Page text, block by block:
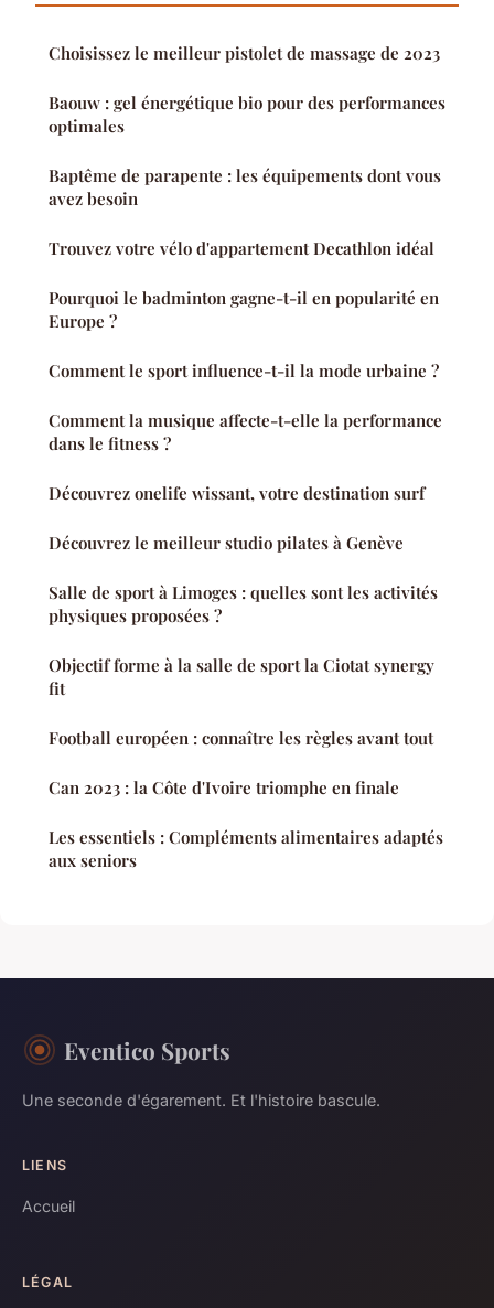
Choisissez le meilleur pistolet de massage de 2023
Baouw : gel énergétique bio pour des performances
optimales
Baptême de parapente : les équipements dont vous
avez besoin
Trouvez votre vélo d'appartement Decathlon idéal
Pourquoi le badminton gagne-t-il en popularité en
Europe ?
Comment le sport influence-t-il la mode urbaine ?
Comment la musique affecte-t-elle la performance
dans le fitness ?
Découvrez onelife wissant, votre destination surf
Découvrez le meilleur studio pilates à Genève
Salle de sport à Limoges : quelles sont les activités
physiques proposées ?
Objectif forme à la salle de sport la Ciotat synergy
fit
Football européen : connaître les règles avant tout
Can 2023 : la Côte d'Ivoire triomphe en finale
Les essentiels : Compléments alimentaires adaptés
aux seniors
Eventico Sports
Une seconde d'égarement. Et l'histoire bascule.
LIENS
Accueil
LÉGAL